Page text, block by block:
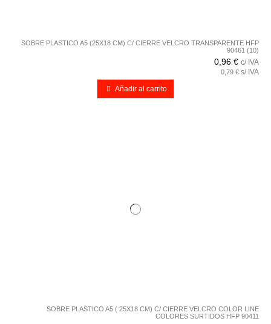
SOBRE PLASTICO A5 (25X18 CM) C/ CIERRE VELCRO TRANSPARENTE HFP
90461 (10)
0,96 € c/ IVA
0,79 € s/ IVA
Añadir al carrito
SOBRE PLASTICO A5 ( 25X18 CM) C/ CIERRE VELCRO COLOR LINE
COLORES SURTIDOS HFP 90411